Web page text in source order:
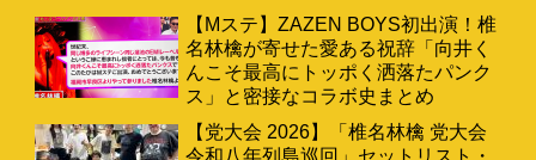
【Mステ】ZAZEN BOYS初出演！椎
名林檎が寄せた愛ある祝辞「向井く
んこそ最高にトッポく洒落たパンク
ス」と密接なコラボ史まとめ
【党大会 2026】「椎名林檎 党大会
令和八年列島巡回」セットリスト・